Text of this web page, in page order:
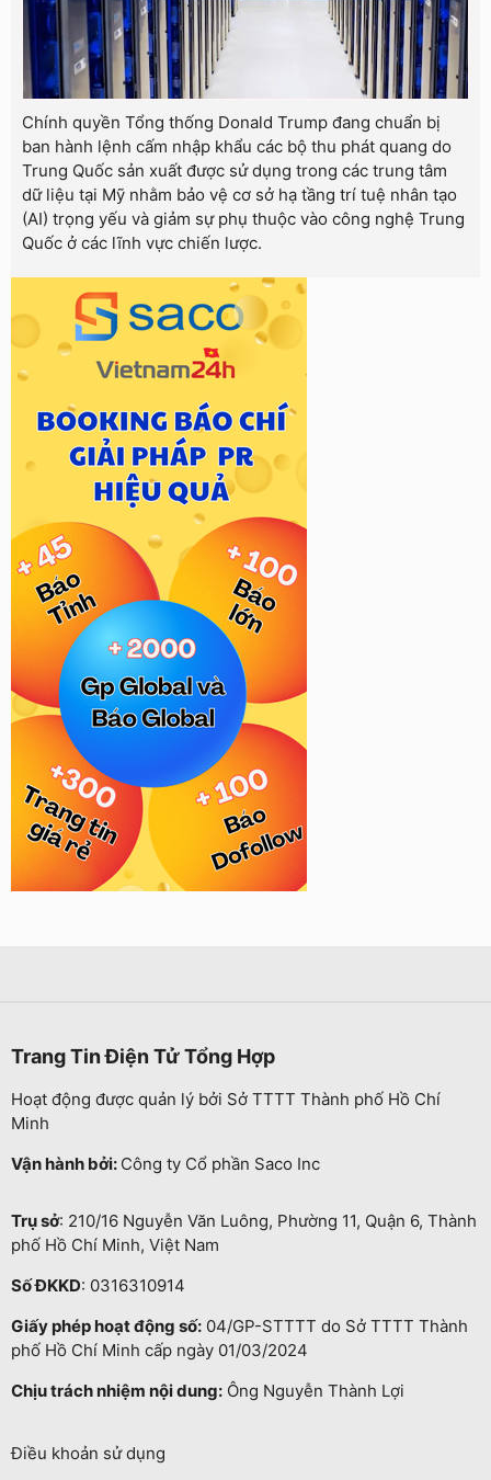
Chính quyền Tổng thống Donald Trump đang chuẩn bị
ban hành lệnh cấm nhập khẩu các bộ thu phát quang do
Trung Quốc sản xuất được sử dụng trong các trung tâm
dữ liệu tại Mỹ nhằm bảo vệ cơ sở hạ tầng trí tuệ nhân tạo
(AI) trọng yếu và giảm sự phụ thuộc vào công nghệ Trung
Quốc ở các lĩnh vực chiến lược.
Trang Tin Điện Tử Tổng Hợp
Hoạt động được quản lý bởi Sở TTTT Thành phố Hồ Chí
Minh
Vận hành bởi: Công ty Cổ phần Saco Inc
Trụ sở: 210/16 Nguyễn Văn Luông, Phường 11, Quận 6, Thành
phố Hồ Chí Minh, Việt Nam
Số ĐKKD: 0316310914
Giấy phép hoạt động số: 04/GP-STTTT do Sở TTTT Thành
phố Hồ Chí Minh cấp ngày 01/03/2024
Chịu trách nhiệm nội dung: Ông Nguyễn Thành Lợi
Điều khoản sử dụng